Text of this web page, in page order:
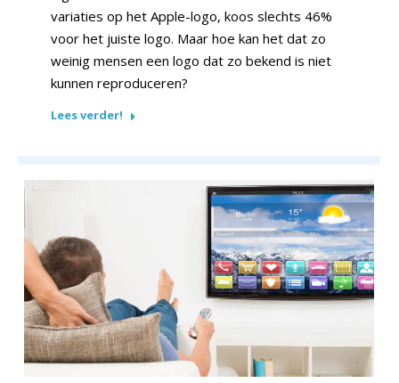
variaties op het Apple-logo, koos slechts 46%
voor het juiste logo. Maar hoe kan het dat zo
weinig mensen een logo dat zo bekend is niet
kunnen reproduceren?
Lees verder!